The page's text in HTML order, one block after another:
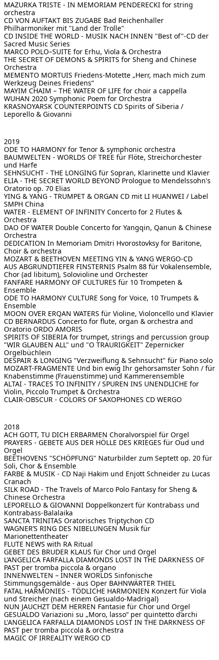
MAZURKA TRISTE - IN MEMORIAM PENDERECKI for string
orchestra
CD VON AUFTAKT BIS ZUGABE Bad Reichenhaller
Philharmoniker mit "Land der Trolle"
CD INSIDE THE WORLD - MUSIK NACH INNEN "Best of"-CD der
Sacred Music Series
MARCO POLO–SUITE for Erhu, Viola & Orchestra
THE SECRET OF DEMONS & SPIRITS for Sheng and Chinese
Orchestra
MEMENTO MORTUIS Friedens-Motette „Herr, mach mich zum
Werkzeug Deines Friedens“
MAYIM CHAIM – THE WATER OF LIFE for choir a cappella
WUHAN 2020 Symphonic Poem for Orchestra
KRASNOYARSK COUNTERPOINTS CD Spirits of Siberia /
Leporello & Giovanni
2019
ODE TO HARMONY for Tenor & symphonic orchestra
BAUMWELTEN - WORLDS OF TREE für Flöte, Streichorchester
und Harfe
SEHNSUCHT - THE LONGING für Sopran, Klarinette und Klavier
ELIA - THE SECRET WORLD BEYOND Prologue to Mendelssohn's
Oratorio op. 70 Elias
YING & YANG - TRUMPET & ORGAN CD mit LI HUANWEI / Label
SMPH China
WATER - ELEMENT OF INFINITY Concerto for 2 Flutes &
Orchestra
DAO OF WATER Double Concerto for Yangqin, Qanun & Chinese
Orchestra
DEDICATION In Memoriam Dmitri Hvorostovksy for Baritone,
Choir & orchestra
MOZART & BEETHOVEN MEETING YIN & YANG WERGO-CD
AUS ABGRUNDTIEFER FINSTERNIS Psalm 88 für Vokalensemble,
Chor (ad libitum), Solovioline und Orchester
FANFARE HARMONY OF CULTURES für 10 Trompeten &
Ensemble
ODE TO HARMONY CULTURE Song for Voice, 10 Trumpets &
Ensemble
MOON OVER ERQAN WATERS für Violine, Violoncello und Klavier
CD BERNARDUS Concerto for flute, organ & orchestra and
Oratorio ORDO AMORIS
SPIRITS OF SIBERIA for trumpet, strings and percussion group
"WIR GLAUBEN ALL" und "O TRAURIGKEIT" Zepernicker
Orgelbüchlein
DESPAIR & LONGING "Verzweiflung & Sehnsucht" für Piano solo
MOZART-FRAGMENTE Und bin ewig Ihr gehorsamster Sohn / für
Knabenstimme (Frauenstimme) und Kammerensemble
ALTAI - TRACES TO INFINITY / SPUREN INS UNENDLICHE for
Violin, Piccolo Trumpet & Orchestra
CLAIR-OBSCUR - COLORS OF SAXOPHONES CD WERGO
2018
ACH GOTT, TU DICH ERBARMEN Choralvorspiel für Orgel
PRAYERS - GEBETE AUS DER HÖLLE DES KRIEGES für Oud und
Orgel
BEETHOVENS "SCHÖPFUNG" Naturbilder zum Septett op. 20 für
Soli, Chor & Ensemble
FARBE & MUSIK - CD Naji Hakim und Enjott Schneider zu Lucas
Cranach
SILK ROAD - The Travels of Marco Polo Fantasy for Sheng &
Chinese Orchestra
LEPORELLO & GIOVANNI Doppelkonzert für Kontrabass und
Kontrabass-Balalaika
SANCTA TRINITAS Oratorisches Triptychon CD
WAGNER’S RING DES NIBELUNGENMusik für
Marionettentheater
FLUTE NEWS with RA Ritual
GEBET DES BRUDER KLAUS für Chor und Orgel
L’ANGELICA FARFALLA DIAMONDS LOST IN THE DARKNESS OF
PAST per tromba piccola & organo
INNENWELTEN – INNER WORLDS Sinfonische
Stimmungsgemälde - aus Oper BAHNWÄRTER THIEL
FATAL HARMONIES - TÖDLICHE HARMONIEN Konzert für Viola
und Streicher (nach einem Gesualdo-Madrigal)
NUN JAUCHZT DEM HERREN Fantasie für Chor und Orgel
GESUALDO Variazioni su „Moro, lasso“ per quintetto d’archi
L'ANGELICA FARFALLA DIAMONDS LOST IN THE DARKNESS OF
PAST per tromba piccola & orchestra
MAGIC OF IRREALITY WERGO CD